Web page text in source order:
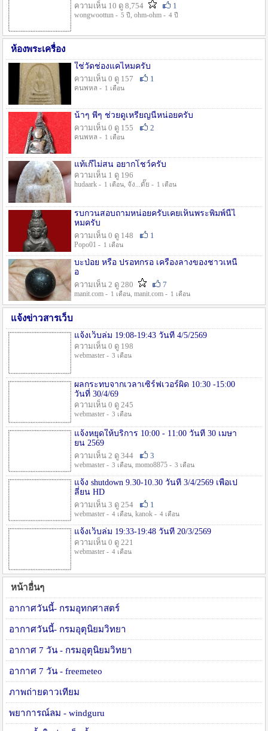
ความเห็น 10 ดู 8,754
1
wongwoottun - 5 ปี , ohm-ohm - 4 ปี
ห้องพระเครื่อง
ใช่วัดช่องแคไหมครับ
ความเห็น 0 ดู 157
1
คนพหล - 1 เดือน
น้าๆ พี่ๆ ช่วยดูเหรียญนี้หน่อยครับ
ความเห็น 0 ดู 155
2
คนพหล - 1 เดือน
แท้เก๊ไม่สน อยากโชว์ครับ
ความเห็น 1 ดู 196
hudaark - 1 เดือน, จัง...ดั๊ย - 1 เดือน
รบกวนสอบถามหน่อยครับเคยเห็นพระพิมพ์นี้ไ
หมครับ
ความเห็น 0 ดู 148
1
Popo01 - 1 เดือน
บะป่อย หรือ ปรอทกรอ เครื่องลางของชาวเหนื
อ
ความเห็น 2 ดู 280
7
manit.com - 1 เดือน, manit.com - 1 เดือน
แจ้งข่าวสารเว็บ
แจ้งเว็บล่ม 19:08-19:43 วันที่ 4/5/2569
ความเห็น 0 ดู 198
webmaster - 3 เดือน
ผลกระทบจากเวลาเซิร์ฟเวอร์ผิด 10:30 -15:00
วันที่ 30/4/69
ความเห็น 0 ดู 245
webmaster - 3 เดือน
แจ้งหยุดให้บริการ 10:00 - 11:00 วันที่ 30 เมษา
ยน 2569
ความเห็น 2 ดู 344
3
webmaster - 3 เดือน, momo8875 - 3 เดือน
แจ้ง shutdown 9.30-10.30 วันที่ 3/4/2569 เพื่อเป
ลี่ยน HD
ความเห็น 3 ดู 254
1
webmaster - 4 เดือน, kanok - 4 เดือน
แจ้งเว็บล่ม 19:33-19:48 วันที่ 20/3/2569
ความเห็น 0 ดู 221
webmaster - 4 เดือน
หน้าอื่นๆ
อากาศวันนี้- กรมอุทกศาสตร์
อากาศวันนี้- กรมอุตุนิยมวิทยา
อากาศ 7 วัน - กรมอุตุนิยมวิทยา
อากาศ 7 วัน - freemeteo
ภาพถ่ายดาวเทียม
พยาการณ์ลม - windguru